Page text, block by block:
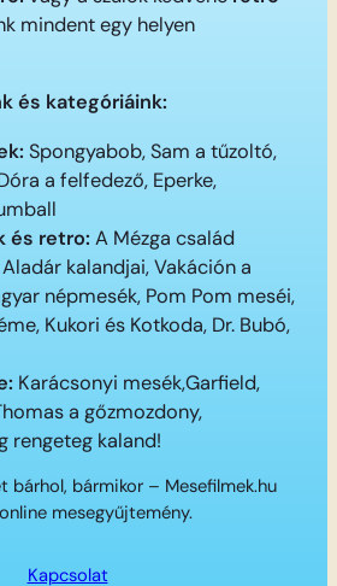
mindent egy helyen
és kategóriáink:
Spongyabob, Sam a tűzoltó,
a felfedező, Eperke,
és retro: A Mézga család
kalandjai, Vakáción a
népmesék, Pom Pom meséi,
Kukori és Kotkoda, Dr. Bubó,
Karácsonyi mesék,Garfield,
a gőzmozdony,
rengeteg kaland!
bárhol, bármikor – Mesefilmek.hu
mesegyűjtemény.
Kapcsolat